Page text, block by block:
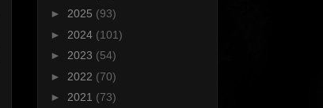
► 2025 (93)
► 2024 (101)
► 2023 (54)
► 2022 (70)
► 2021 (73)